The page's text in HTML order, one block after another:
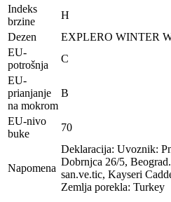
Indeks
brzine
H
Dezen
EXPLERO WINTER
EU-
potrošnja
C
EU-
prianjanje
na mokrom
B
EU-nivo
buke
70
Napomena
Deklaracija: Uvoznik:
Dobrnjca 26/5,
san.ve.tic, Kayseri
Zemlja porekla: Turkey